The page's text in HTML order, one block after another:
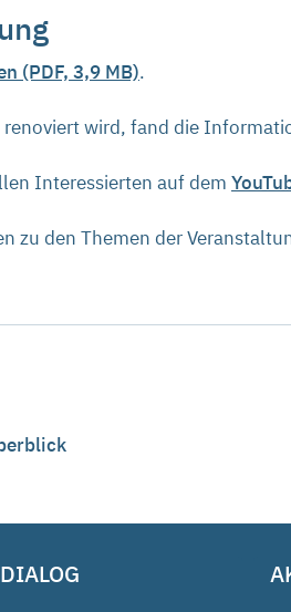
(PDF, 3,9 MB).
wird, fand die
Interessierten auf dem
zu den Themen der